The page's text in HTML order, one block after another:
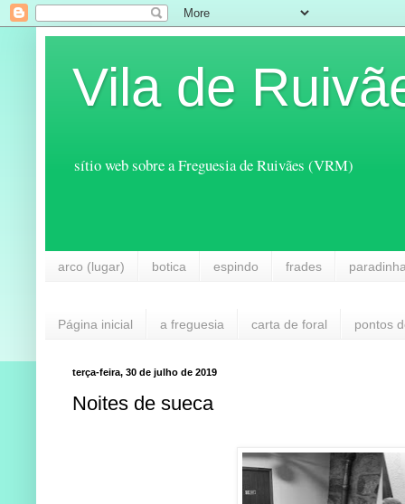
Vila de
sítio web sobre a Freguesia de Ruivães (VRM)
arco (lugar) botica espindo frades
Página inicial a freguesia carta de foral pontos
terça-feira, 30 de julho de 2019
Noites de sueca